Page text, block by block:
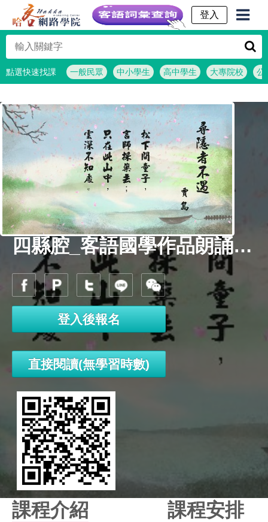
客語詞彙查詢
點選快速找課 一般民眾 中小學生 高中學生 大專院校 公
四縣腔_客語國學作品朗誦教材37-賈島-尋隱者不遇
登入後報名
直接閱讀(無學習時數)
課程介紹 課程安排